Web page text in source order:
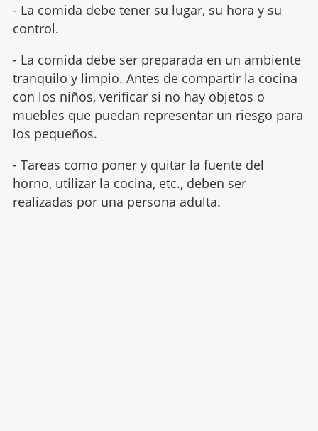
- La comida debe tener su lugar, su hora y su
control.
- La comida debe ser preparada en un ambiente
tranquilo y limpio. Antes de compartir la cocina
con los niños, verificar si no hay objetos o
muebles que puedan representar un riesgo para
los pequeños.
- Tareas como poner y quitar la fuente del
horno, utilizar la cocina, etc., deben ser
realizadas por una persona adulta.